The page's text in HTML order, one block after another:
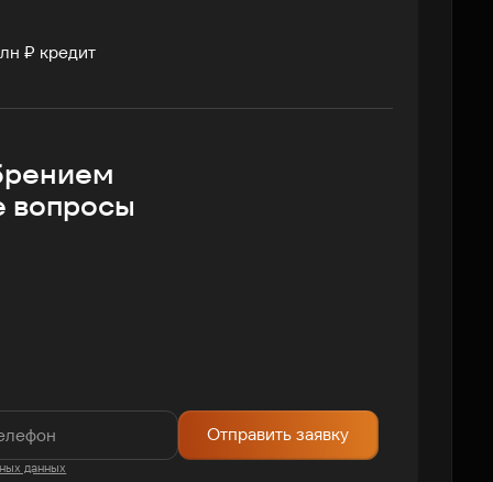
₽ кредит
вопросы
Отправить заявку
данных